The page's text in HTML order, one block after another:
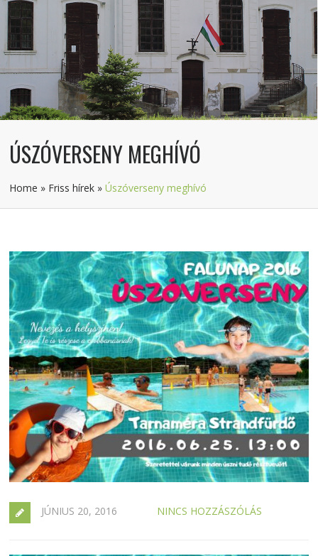
ÚSZÓVERSENY MEGHÍVÓ
Home » Friss hírek »Úszóverseny meghívó
JÚNIUS 20, 2016 NINCS HOZZÁSZÓLÁS